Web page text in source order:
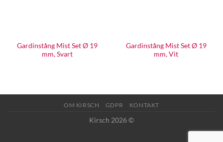
Gardinstång Mist Set Ø 19
mm, Svart
Gardinstång Mist Set Ø 19
mm, Vit
OM KIRSCH GDPR KONTAKT
Kirsch 2026 ©